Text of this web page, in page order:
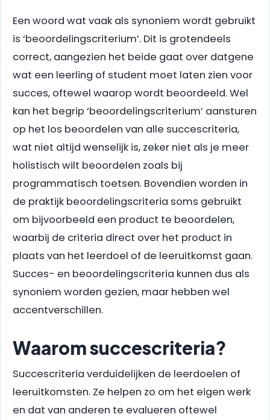
Een woord wat vaak als synoniem wordt gebruikt
is ‘beoordelingscriterium’. Dit is grotendeels
correct, aangezien het beide gaat over datgene
wat een leerling of student moet laten zien voor
succes, oftewel waarop wordt beoordeeld. Wel
kan het begrip ‘beoordelingscriterium’ aansturen
op het los beoordelen van alle succescriteria,
wat niet altijd wenselijk is, zeker niet als je meer
holistisch wilt beoordelen zoals bij
programmatisch toetsen. Bovendien worden in
de praktijk beoordelingscriteria soms gebruikt
om bijvoorbeeld een product te beoordelen,
waarbij de criteria direct over het product in
plaats van het leerdoel of de leeruitkomst gaan.
Succes- en beoordelingscriteria kunnen dus als
synoniem worden gezien, maar hebben wel
accentverschillen.
Waarom succescriteria?
Succescriteria verduidelijken de leerdoelen of
leeruitkomsten. Ze helpen zo om het eigen werk
en dat van anderen te evalueren oftewel